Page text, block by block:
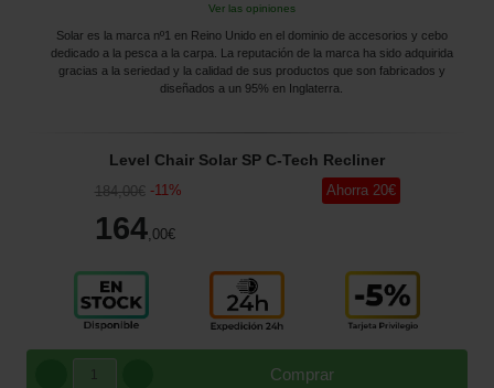
Ver las opiniones
Solar es la marca nº1 en Reino Unido en el dominio de accesorios y cebo
dedicado a la pesca a la carpa. La reputación de la marca ha sido adquirida
gracias a la seriedad y la calidad de sus productos que son fabricados y
diseñados a un 95% en Inglaterra.
Level Chair Solar SP C-Tech Recliner
184,00€ -11%
164,00€
Ahorra 20€
Comprar